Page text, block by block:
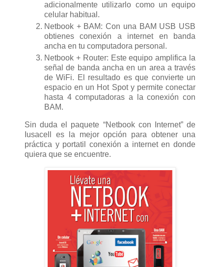
adicionalmente utilizarlo como un equipo
celular habitual.
Netbook + BAM: Con una BAM USB USB
obtienes conexión a internet en banda
ancha en tu computadora personal.
Netbook + Router: Este equipo amplifica la
señal de banda ancha en un area a través
de WiFi. El resultado es que convierte un
espacio en un Hot Spot y permite conectar
hasta 4 computadoras a la conexión con
BAM.
Sin duda el paquete “Netbook con Internet” de
Iusacell es la mejor opción para obtener una
práctica y portatil conexión a internet en donde
quiera que se encuentre.